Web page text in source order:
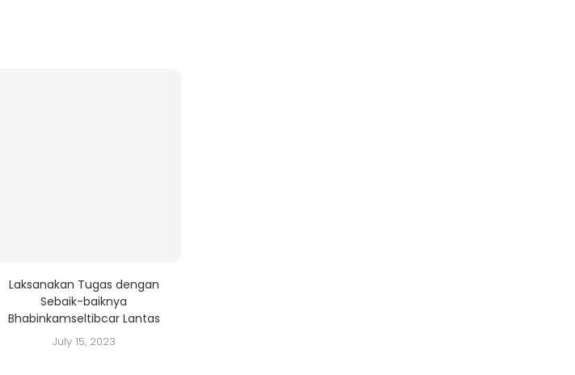
Laksanakan Tugas dengan
Sebaik-baiknya
Bhabinkamseltibcar Lantas
July 15, 2023